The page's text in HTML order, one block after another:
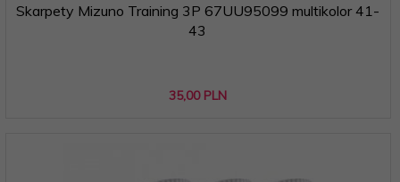
Skarpety Mizuno Training 3P 67UU95099 multikolor 41-
43
35,00 PLN